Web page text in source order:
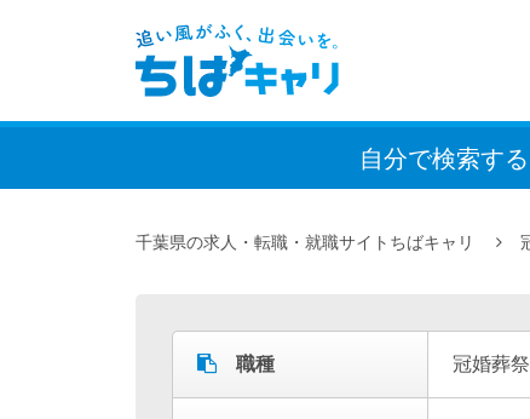
自分で検索する
千葉県の求人・転職・就職サイトちばキャリ
職種 冠婚葬